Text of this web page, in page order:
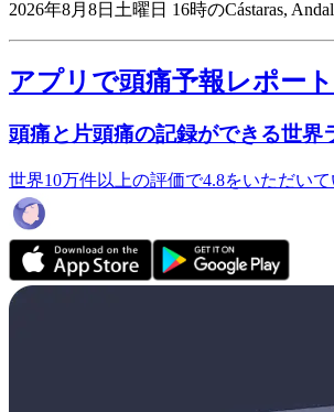
2026年8月8日土曜日 16時のCástaras,
アプリで頭痛予報レポー
頭痛と片頭痛の記録ができる世界
世界10万件以上の評価で4.8をいただい